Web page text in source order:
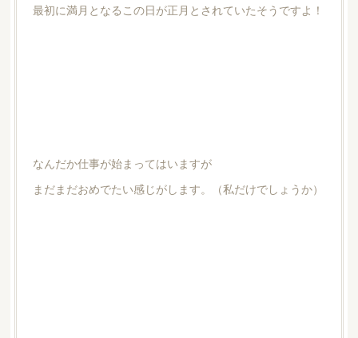
最初に満月となるこの日が正月とされていたそうですよ！
なんだか仕事が始まってはいますが
まだまだおめでたい感じがします。（私だけでしょうか）